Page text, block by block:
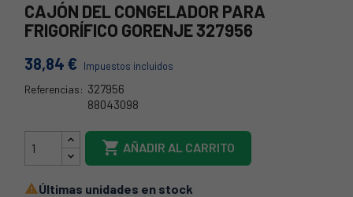
CAJÓN DEL CONGELADOR PARA
FRIGORÍFICO GORENJE 327956
38,84 € Impuestos incluidos
Referencias: 327956
88043098
 AÑADIR AL CARRITO
Últimas unidades en stock